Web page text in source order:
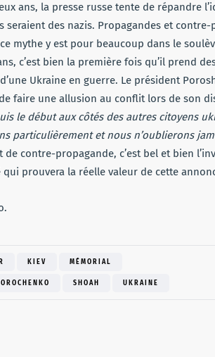
ans, la presse russe tente de répandre
seraient des nazis. Propagandes et
mythe y est pour beaucoup dans le
c’est bien la première fois qu’il prend
Ukraine en guerre. Le président
faire une allusion au conflit lors de son
le début aux côtés des autres citoyens
particulièrement et nous n’oublierons
de contre-propagande, c’est bel et bien
qui prouvera la réelle valeur de cette
KIEV MÉMORIAL
SHOAH UKRAINE